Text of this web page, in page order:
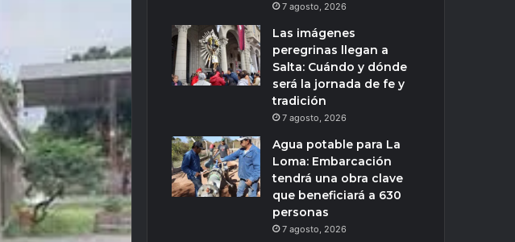
7 agosto, 2026
Las imágenes
peregrinas llegan a
Salta: Cuándo y dónde
será la jornada de fe y
tradición
7 agosto, 2026
Agua potable para La
Loma: Embarcación
tendrá una obra clave
que beneficiará a 630
personas
7 agosto, 2026